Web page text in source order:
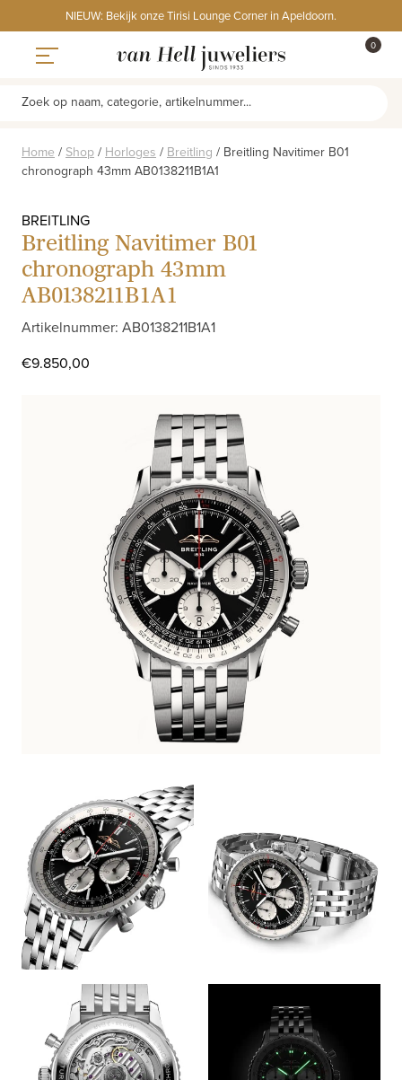
to
content
NIEUW: Bekijk onze Tirisi Lounge Corner in Apeldoorn.
0
Zoek op naam, categorie, artikelnummer...
Home / Shop / Horloges / Breitling / Breitling Navitimer B01
chronograph 43mm AB0138211B1A1
BREITLING
Breitling Navitimer B01
chronograph 43mm
AB0138211B1A1
Artikelnummer: AB0138211B1A1
€9.850,00